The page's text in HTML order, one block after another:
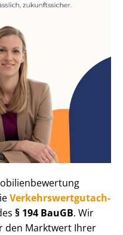
Ver­kehrs­wert­gut­ach­
§ 194 BauGB. Wir
den Marktwert Ihrer